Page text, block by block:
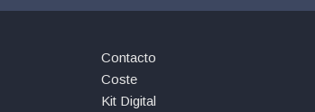
Contacto
Coste
Kit Digital